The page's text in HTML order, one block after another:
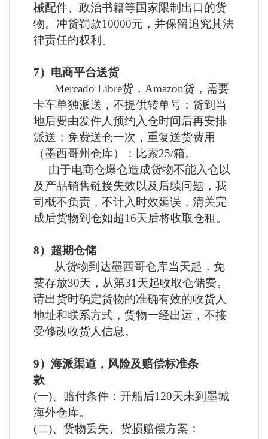
械配件、政治书籍等国家限制出口的货
物。冲货罚款10000元，并保留追究其法
律责任的权利。
7）电商平台送货
Mercado Libre货，Amazon货，需要
卡车单独派送，不提供转单号；货到当
地后要由发件人预约入仓时间后再安排
派送；免费送仓一次，重复送货费用
（墨西哥州仓库）：比索25/箱。
由于电商仓爆仓造成货物不能入仓以
及产品销售链接失效以及后续问题，我
司概不负责，不计入时效延误，清关完
成后货物到仓如超16天后将收取仓租。
8）超期仓储
从货物到达墨西哥仓库当天起，免
费存放30天，从第31天起收取仓储费。
请出货时确定货物的准确有效的收货人
地址和联系方式，货物一经出运，不接
受修改收货人信息。
9） 海派渠道，风险及赔偿标准条
款
(一)、赔付条件：开船后120天未到墨城
海外仓库。
(二)、货物丢失、货损赔偿方案：